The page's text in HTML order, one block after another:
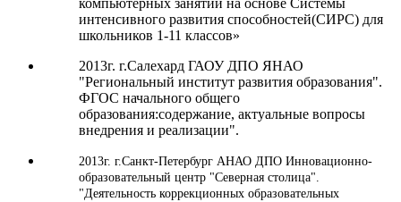
компьютерных занятий на основе Системы
интенсивного развития способностей(СИРС) для
школьников 1-11 классов»
2013г. г.Салехард ГАОУ ДПО ЯНАО
"Региональный институт развития образования".
ФГОС начального общего
образования:содержание, актуальные вопросы
внедрения и реализации".
2013г. г.Санкт-Петербург АНАО ДПО Инновационно-
образовательный центр "Северная столица".
"Деятельность коррекционных образовательных